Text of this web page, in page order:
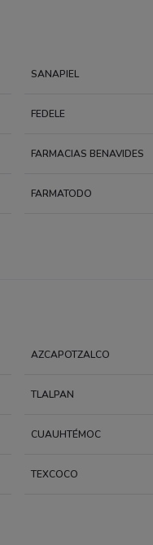
SANAPIEL
FEDELE
FARMACIAS BENAVIDES
FARMATODO
AZCAPOTZALCO
TLALPAN
CUAUHTÉMOC
TEXCOCO